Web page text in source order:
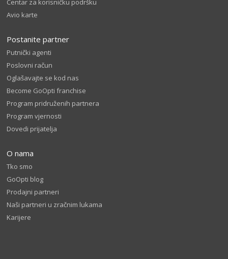
Centar za korisničku podršku
Avio karte
Postanite partner
Putnički agenti
Poslovni račun
Oglašavajte se kod nas
Become GoOpti franchise
Program pridruženih partnera
Program vjernosti
Dovedi prijatelja
O nama
Tko smo
GoOpti blog
Prodajni partneri
Naši partneri u zračnim lukama
Karijere